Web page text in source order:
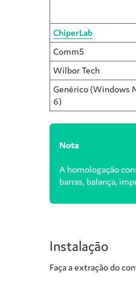
ChiperLab
Comm5
Wilbor Tech
Genérico (Windows
6)
Nota
A homologação
barras, balança,
Instalação
Faça a extração do